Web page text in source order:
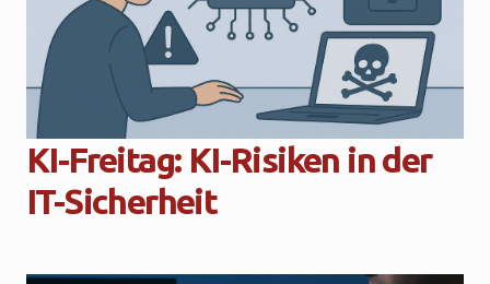
KI-Freitag: KI-Risiken in der
IT-Sicherheit